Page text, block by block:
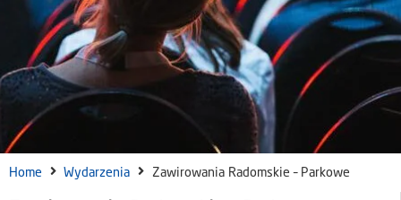
Home Wydarzenia Zawirowania Radomskie – Parkowe